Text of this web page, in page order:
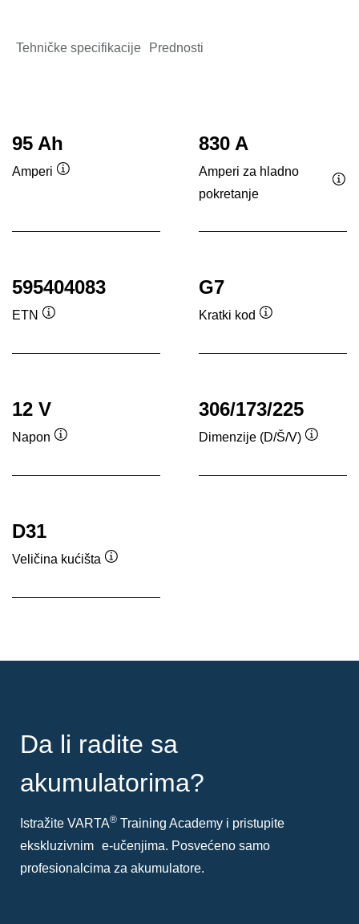
Tehničke specifikacije Prednosti
95 Ah
Amperi
830 A
Amperi za hladno
pokretanje
595404083
ETN
G7
Kratki kod
12 V
Napon
306/173/225
Dimenzije (D/Š/V)
D31
Veličina kućišta
Da li radite sa
akumulatorima?
Istražite VARTA® Training Academy i pristupite
ekskluzivnim e-učenjima. Posvećeno samo
profesionalcima za akumulatore.